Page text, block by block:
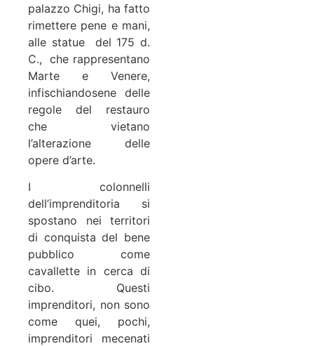
palazzo Chigi, ha fatto
rimettere pene e mani,
alle statue del 175 d.
C., che rappresentano
Marte e Venere,
infischiandosene delle
regole del restauro
che vietano
l’alterazione delle
opere d’arte.
I colonnelli
dell’imprenditoria si
spostano nei territori
di conquista del bene
pubblico come
cavallette in cerca di
cibo. Questi
imprenditori, non sono
come quei, pochi,
imprenditori mecenati